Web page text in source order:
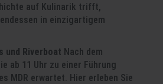
auf Kulinarik trifft,
in einzigartigem
und Riverboat Nach dem
ab 11 Uhr zu einer Führung
MDR erwartet. Hier erleben Sie